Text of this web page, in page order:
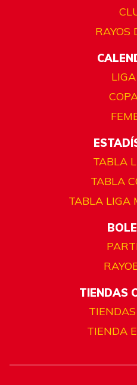
RAYOS
TABLA
TABLA
TABLA LIGA
TIENDAS
TIENDA